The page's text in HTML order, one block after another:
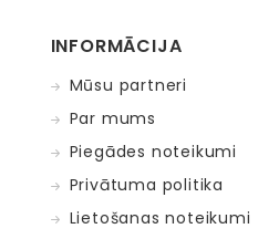
INFORMĀCIJA
Mūsu partneri
Par mums
Piegādes noteikumi
Privātuma politika
Lietošanas noteikumi